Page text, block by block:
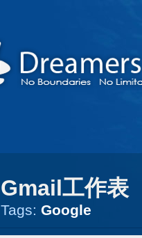
Gmail工作表
Tags: Google